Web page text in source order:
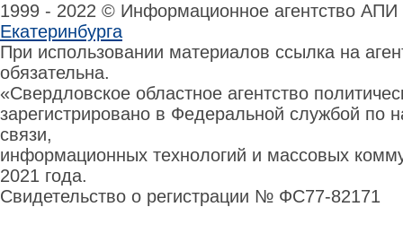
1999 - 2022 © Информационное агентство
Екатеринбурга
При использовании материалов ссылка на
обязательна.
«Свердловское областное агентство
зарегистрировано в Федеральной службой по
связи,
информационных технологий и массовых
2021 года.
Свидетельство о регистрации № ФС77-82171